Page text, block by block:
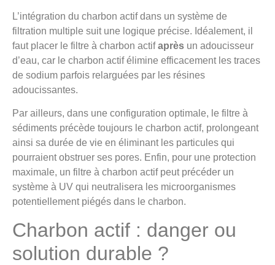
L’intégration du charbon actif dans un système de
filtration multiple suit une logique précise. Idéalement, il
faut placer le filtre à charbon actifaprès un adoucisseur
d’eau, car le charbon actif élimine efficacement les traces
de sodium parfois relarguées par les résines
adoucissantes.
Par ailleurs, dans une configuration optimale, le filtre à
sédiments précède toujours le charbon actif, prolongeant
ainsi sa durée de vie en éliminant les particules qui
pourraient obstruer ses pores. Enfin, pour une protection
maximale, un filtre à charbon actif peut précéder un
système à UV qui neutralisera les microorganismes
potentiellement piégés dans le charbon.
Charbon actif : danger ou
solution durable ?